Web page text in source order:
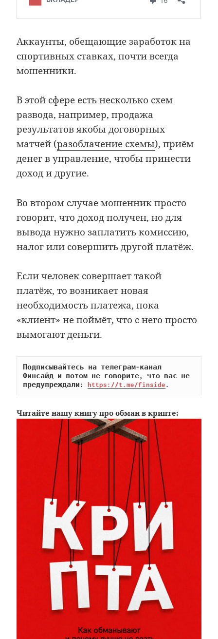
Аккаунты, обещающие заработок на
спортивных ставках, почти всегда
мошенники.
В этой сфере есть несколько схем
развода, например, продажа
результатов якобы договорных
матчей (разоблачение схемы), приём
денег в управление, чтобы принести
доход и другие.
Во втором случае мошенник просто
говорит, что доход получен, но для
вывода нужно заплатить комиссию,
налог или совершить другой платёж.
Если человек совершает такой
платёж, то возникает новая
необходимость платежа, пока
«клиент» не поймёт, что с него просто
вымогают деньги.
Подписывайтесь на телеграм-канал
Финсайд и потом не говорите, что вас не
предупреждали: https://t.me/finside.
Читайтенашу книгу про обман в крипте: